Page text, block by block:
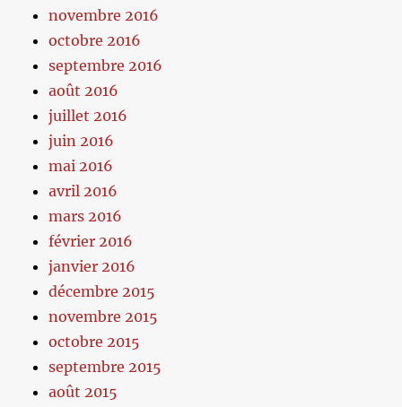
novembre 2016
octobre 2016
septembre 2016
août 2016
juillet 2016
juin 2016
mai 2016
avril 2016
mars 2016
février 2016
janvier 2016
décembre 2015
novembre 2015
octobre 2015
septembre 2015
août 2015